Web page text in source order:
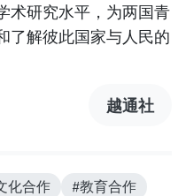
术研究水平，为两国青
了解彼此国家与人民的
越通社
化合作
#教育合作